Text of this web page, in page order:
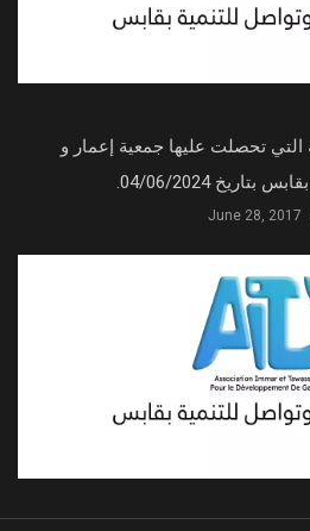
التي تحصلت عليها جمعية إعمار و
04/06/2024.